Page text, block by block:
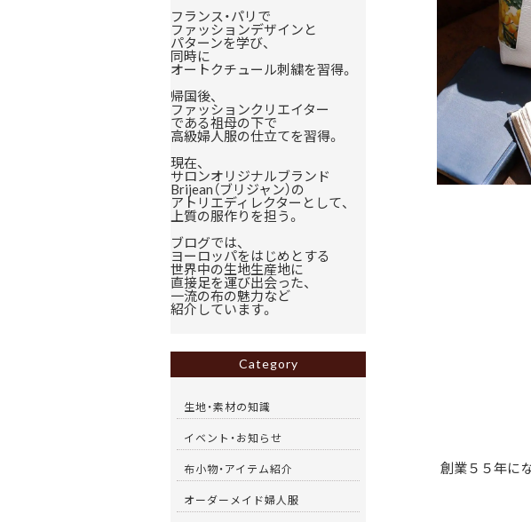
創業５５年に
フランス・パリで
ファッションデザインと
パターンを学び、
同時に
オートクチュール刺繍を習得。
帰国後、
ファッションクリエイター
である祖母の下で
高級婦人服の仕立てを習得。
現在、
サロンオリジナルブランド
Brijean（ブリジャン）の
アトリエディレクターとして、
上質の服作りを担う。
ブログでは、
ヨーロッパをはじめとする
世界中の生地生産地に
直接足を運び出会った、
一流の布の魅力など
紹介しています。
Category
生地・素材の知識
イベント・お知らせ
布小物・アイテム紹介
オーダーメイド婦人服